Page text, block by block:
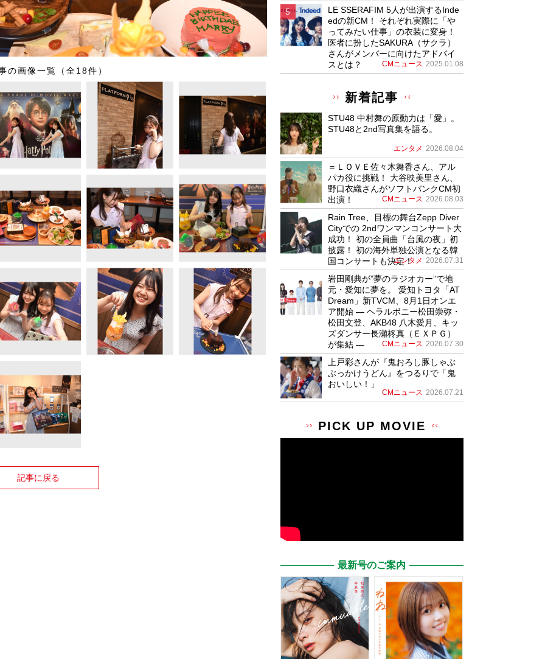
の画像一覧（全18件）
記事に戻る
LE SSERAFIM 5人が出演するInde
edの新CM！ それぞれ実際に「や
ってみたい仕事」の衣装に変身！
医者に扮したSAKURA（サクラ）
さんがメンバーに向けたアドバイ
スとは？
CMニュース 2025.01.08
新着記事
STU48 中村舞の原動力は「愛」。
STU48と2nd写真集を語る。
エンタメ 2026.08.04
＝ＬＯＶＥ佐々木舞香さん、アル
パカ役に挑戦！ 大谷映美里さん、
野口衣織さんがソフトバンクCM初
出演！
CMニュース 2026.08.03
Rain Tree、目標の舞台Zepp Diver
Cityでの 2ndワンマンコンサート大
成功！ 初の全員曲「台風の夜」初
披露！ 初の海外単独公演となる韓
国コンサートも決定！
エンタメ 2026.07.31
岩田剛典が”夢のラジオカー”で地
元・愛知に夢を。 愛知トヨタ「AT
Dream」新TVCM、8月1日オンエ
ア開始 ― ヘラルボニー松田崇弥・
松田文登、AKB48 八木愛月、キッ
ズダンサー長瀬柊真（ＥＸＰＧ）
が集結 ―
CMニュース 2026.07.30
上戸彩さんが『鬼おろし豚しゃぶ
ぶっかけうどん』をつるりで「鬼
おいしい！」
CMニュース 2026.07.21
PICK UP MOVIE
最新号のご案内